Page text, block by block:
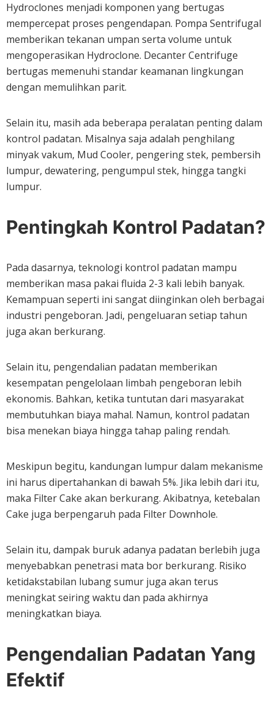
Hydroclones menjadi komponen yang bertugas
mempercepat proses pengendapan. Pompa Sentrifugal
memberikan tekanan umpan serta volume untuk
mengoperasikan Hydroclone. Decanter Centrifuge
bertugas memenuhi standar keamanan lingkungan
dengan memulihkan parit.
Selain itu, masih ada beberapa peralatan penting dalam
kontrol padatan. Misalnya saja adalah penghilang
minyak vakum, Mud Cooler, pengering stek, pembersih
lumpur, dewatering, pengumpul stek, hingga tangki
lumpur.
Pentingkah Kontrol Padatan?
Pada dasarnya, teknologi kontrol padatan mampu
memberikan masa pakai fluida 2-3 kali lebih banyak.
Kemampuan seperti ini sangat diinginkan oleh berbagai
industri pengeboran. Jadi, pengeluaran setiap tahun
juga akan berkurang.
Selain itu, pengendalian padatan memberikan
kesempatan pengelolaan limbah pengeboran lebih
ekonomis. Bahkan, ketika tuntutan dari masyarakat
membutuhkan biaya mahal. Namun, kontrol padatan
bisa menekan biaya hingga tahap paling rendah.
Meskipun begitu, kandungan lumpur dalam mekanisme
ini harus dipertahankan di bawah 5%. Jika lebih dari itu,
maka Filter Cake akan berkurang. Akibatnya, ketebalan
Cake juga berpengaruh pada Filter Downhole.
Selain itu, dampak buruk adanya padatan berlebih juga
menyebabkan penetrasi mata bor berkurang. Risiko
ketidakstabilan lubang sumur juga akan terus
meningkat seiring waktu dan pada akhirnya
meningkatkan biaya.
Pengendalian Padatan Yang
Efektif